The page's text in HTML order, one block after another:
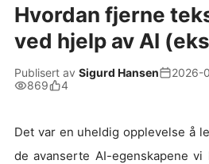
Hvordan fjerne
ved hjelp av AI
Publisert av Sigurd Hansen
2026-
869
4
Det var en uheldig opplevelse å
de avanserte AI-egenskapene